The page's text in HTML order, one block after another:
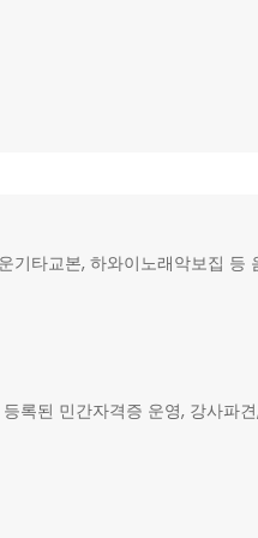
기타교본, 하와이노래악보집 등
록된 민간자격증 운영, 강사파